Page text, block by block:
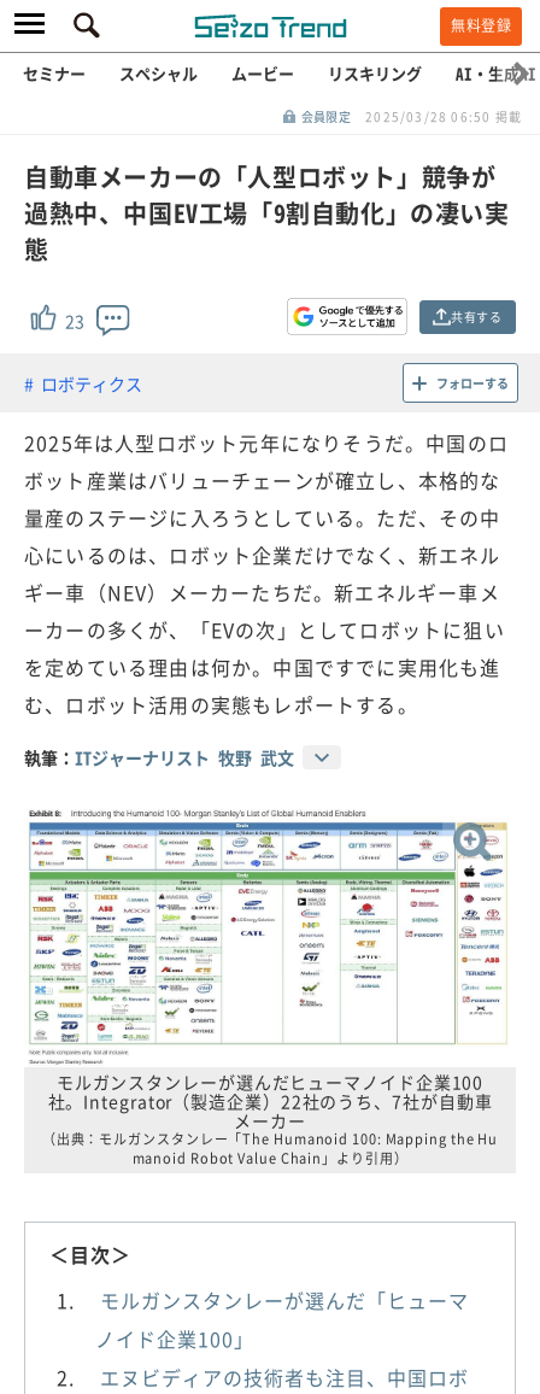
無料登録
セミナー スペシャル ムービー リスキリング AI・生成AI
会員限定 2025/03/28 06:50 掲載
自動車メーカーの「人型ロボット」競争が
過熱中、中国EV工場「9割自動化」の凄い実
態
23 共有する
ロボティクス フォローする
2025年は人型ロボット元年になりそうだ。中国のロ
ボット産業はバリューチェーンが確立し、本格的な
量産のステージに入ろうとしている。ただ、その中
心にいるのは、ロボット企業だけでなく、新エネル
ギー車（NEV）メーカーたちだ。新エネルギー車メ
ーカーの多くが、「EVの次」としてロボットに狙い
を定めている理由は何か。中国ですでに実用化も進
む、ロボット活用の実態もレポートする。
執筆： ITジャーナリスト 牧野 武文
モルガンスタンレーが選んだヒューマノイド企業100
社。Integrator（製造企業）22社のうち、7社が自動車
メーカー
（出典：モルガンスタンレー「The Humanoid 100: Mapping the Hu
manoid Robot Value Chain」より引用）
＜目次＞
モルガンスタンレーが選んだ「ヒューマ
ノイド企業100」
エヌビディアの技術者も注目、中国ロボ